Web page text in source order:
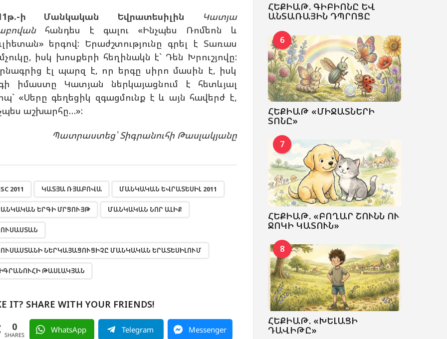
ի Մանկական Եվրատեսիլին
Կատյա
հանդես է գալու «Ինչպես Ռոմեոն և
երգով: Երաժշտությունը գրել է Տառաս
իսկ խոսքերի հեղինակն է` Դեն Խրուշյովը:
էլ պարզ է, որ երգը սիրո մասին է, իսկ
իմաստը Կատյան ներկայացնում է հետևյալ
«Սերը գեղեցիկ զգացմունք է և այն հավերժ է,
աշխարհը…»:
Պատրաստեց՝ Տիգրանուհի Թասլակյանը
2011 ԿԱՏՅԱ ՌՅԱԲՈՎԱ ՄԱՆԿԱԿԱՆ ԵՎՐԱՏԵՍԻԼ 2011
ԵՐԳԻ ՄՐՑՈՒՅԹ ՄԱՆԿԱԿԱՆ ՆՈՐ ԱԼԻՔ
ՆԵՐԿԱՅԱՑՈՒՑԻՉԸ ՄԱՆԿԱԿԱՆ ԵՐԱՏԵՍԻԼՈՒՄ
ԹԱՍԼԱԿՅԱՆ
IT? SHARE WITH YOUR FRIENDS!
0
SHARES
WhatsApp Telegram Messenger
ՀԵՔԻԱԹ. ԳԻԲԻՈՆԸ ԵՎ
ԱՆՏԱՌԱՅԻՆ ԴՊՐՈՑԸ
6
ՀԵՔԻԱԹ «ՄԻՋԱՏՆԵՐԻ
ՏՈՆԸ»
7
ՀԵՔԻԱԹ. «ԲՈՂԱՐ ՇՈՒՆՆ ՈՒ
ՋՈԿԻ ԿԱՏՈՒՆ»
8
ՀԵՔԻԱԹ. «ԽԵԼԱՑԻ
ԴԱՎԻԹԸ»